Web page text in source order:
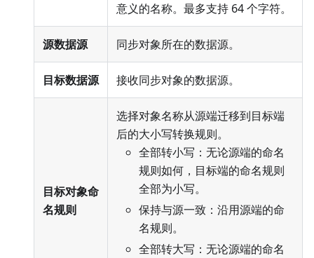
意义的名称。最多支持 64 个字符。
源数据源 同步对象所在的数据源。
目标数据源 接收同步对象的数据源。
目标对象命
名规则
选择对象名称从源端迁移到目标端
后的大小写转换规则。
全部转小写：无论源端的命名
规则如何，目标端的命名规则
全部为小写。
保持与源一致：沿用源端的命
名规则。
全部转大写：无论源端的命名